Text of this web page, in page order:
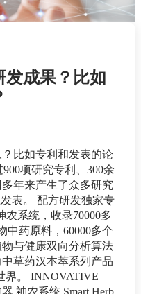
发成果？比如